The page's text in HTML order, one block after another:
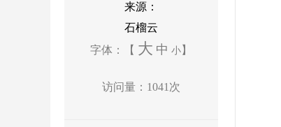
来源：
石榴云
字体：【 大 中 小 】
访问量： 1041 次